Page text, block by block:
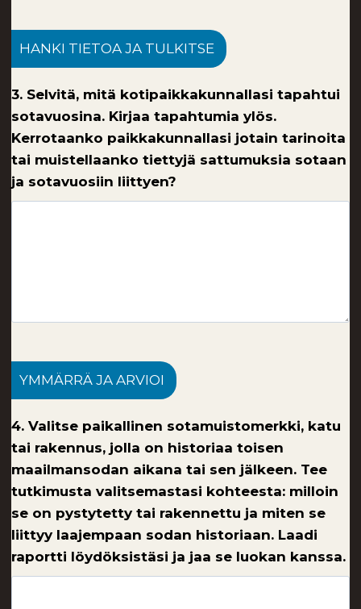
HANKI TIETOA JA TULKITSE
3. Selvitä, mitä kotipaikkakunnallasi tapahtui
sotavuosina. Kirjaa tapahtumia ylös.
Kerrotaanko paikkakunnallasi jotain tarinoita
tai muistellaanko tiettyjä sattumuksia sotaan
ja sotavuosiin liittyen?
YMMÄRRÄ JA ARVIOI
4. Valitse paikallinen sotamuistomerkki, katu
tai rakennus, jolla on historiaa toisen
maailmansodan aikana tai sen jälkeen. Tee
tutkimusta valitsemastasi kohteesta: milloin
se on pystytetty tai rakennettu ja miten se
liittyy laajempaan sodan historiaan. Laadi
raportti löydöksistäsi ja jaa se luokan kanssa.